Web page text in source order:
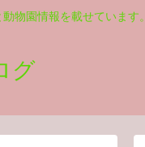
物園情報を載せています。
グ